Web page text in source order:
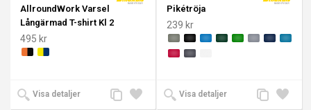
AllroundWork Varsel
Långärmad T-shirt Kl 2
495 kr
Visa detaljer
Lägg
till i
Lägg
till
Pikétröja
239 kr
Visa detaljer
Lägg
till i
Lägg
till